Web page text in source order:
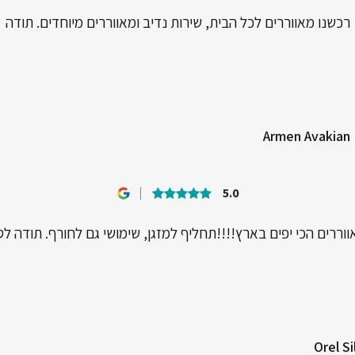
רכשנו מאווררים לכל הבית, שירות נדיב ומאווררים מיוחדים. תודה
Armen Avakian
5.0
הכי יפים בארץ!!!!תחליף למזגן, שימושי גם לחורף. תודה
Orel